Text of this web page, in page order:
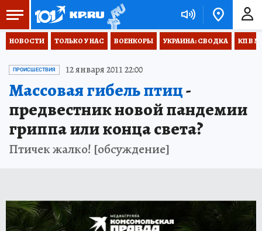
НОВОСТИ ТОЛЬКО У НАС ВОЕНКОРЫ УКРАИНА: СВОДКА КП В
ПРОИСШЕСТВИЯ 12 января 2011 22:00
Массовая гибель птиц-
предвестник новой пандемии
гриппа или конца света?
Птичек жалко! [обсуждение]